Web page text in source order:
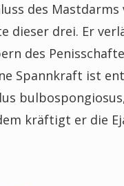
des
dieser drei. Er
des
Spannkraft ist
kräftigt er die